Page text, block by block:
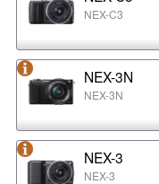
NEX-C3
NEX-3N
NEX-3N
NEX-3
NEX-3